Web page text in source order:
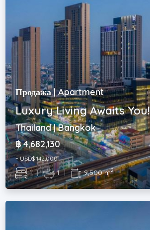
Продажа | Apartment
Luxury Living Awaits You!
Thailand | Bangkok
฿ 4,682,130
~ USD$ 142,000
1 | 1 | 9,500 m2